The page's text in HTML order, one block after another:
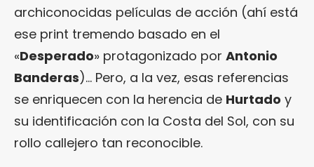
archiconocidas películas de acción (ahí está
ese print tremendo basado en el
«Desperado» protagonizado por Antonio
Banderas)… Pero, a la vez, esas referencias
se enriquecen con la herencia de Hurtado y
su identificación con la Costa del Sol, con su
rollo callejero tan reconocible.